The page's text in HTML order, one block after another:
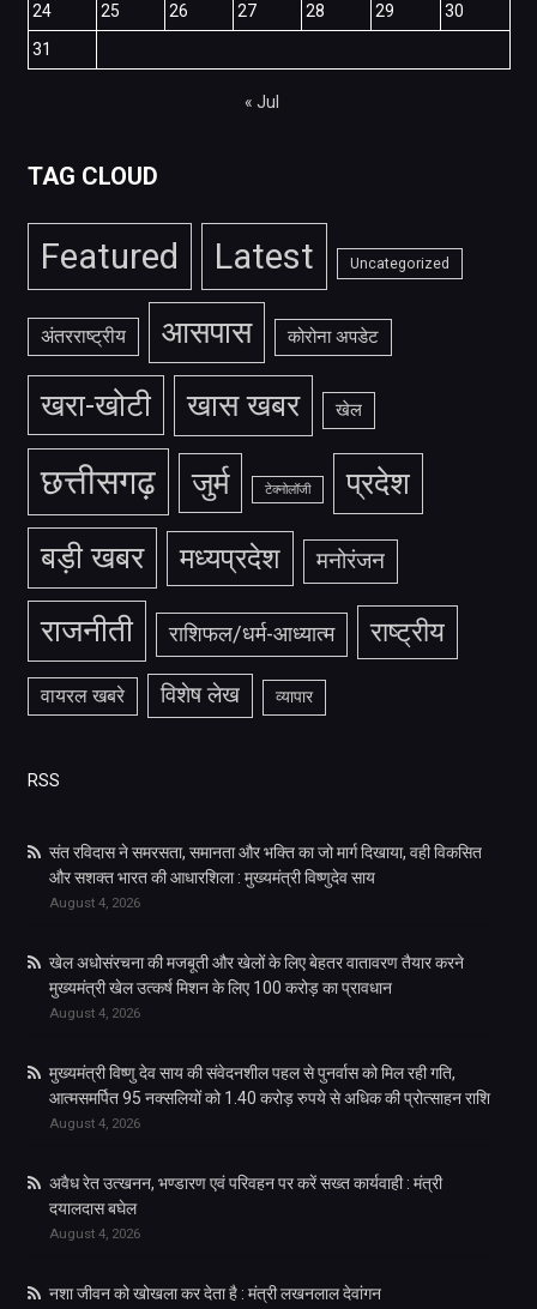
24
25 26 27 28 29
30
31
« Jul
TAG CLOUD
Featured Latest Uncategorized
अंतरराष्ट्रीय आसपास कोरोना अपडेट
खरा-खोटी खास खबर खेल
छत्तीसगढ़ जुर्म टेक्नोलॉजी प्रदेश
बड़ी खबर मध्यप्रदेश मनोरंजन
राजनीती राशिफल/धर्म-आध्यात्म राष्ट्रीय
वायरल खबरे विशेष लेख व्यापार
RSS
संत रविदास ने समरसता, समानता और भक्ति का जो मार्ग दिखाया, वही विकसित
और सशक्त भारत की आधारशिला : मुख्यमंत्री विष्णुदेव साय
August 4, 2026
खेल अधोसंरचना की मजबूती और खेलों के लिए बेहतर वातावरण तैयार करने
मुख्यमंत्री खेल उत्कर्ष मिशन के लिए 100 करोड़ का प्रावधान
August 4, 2026
मुख्यमंत्री विष्णु देव साय की संवेदनशील पहल से पुनर्वास को मिल रही गति,
आत्मसमर्पित 95 नक्सलियों को 1.40 करोड़ रुपये से अधिक की प्रोत्साहन राशि
August 4, 2026
अवैध रेत उत्खनन, भण्डारण एवं परिवहन पर करें सख्त कार्यवाही : मंत्री
दयालदास बघेल
August 4, 2026
नशा जीवन को खोखला कर देता है : मंत्री लखनलाल देवांगन